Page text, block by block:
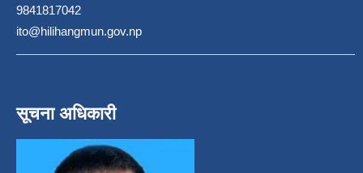
9841817042
ito@hilihangmun.gov.np
सूचना अधिकारी